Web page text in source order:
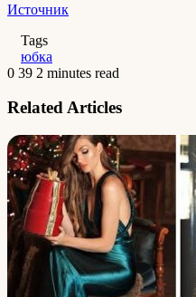
Источник
Tags
юбка
0 39 2 minutes read
Related Articles